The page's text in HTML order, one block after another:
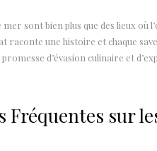
sont bien plus que des lieux où
raconte une histoire et chaque
d’évasion culinaire et
Fréquentes sur